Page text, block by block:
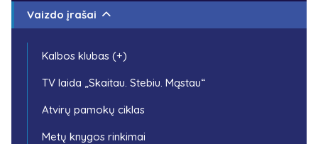
Vaizdo įrašai
Kalbos klubas (+)
TV laida „Skaitau. Stebiu. Mąstau“
Atvirų pamokų ciklas
Metų knygos rinkimai